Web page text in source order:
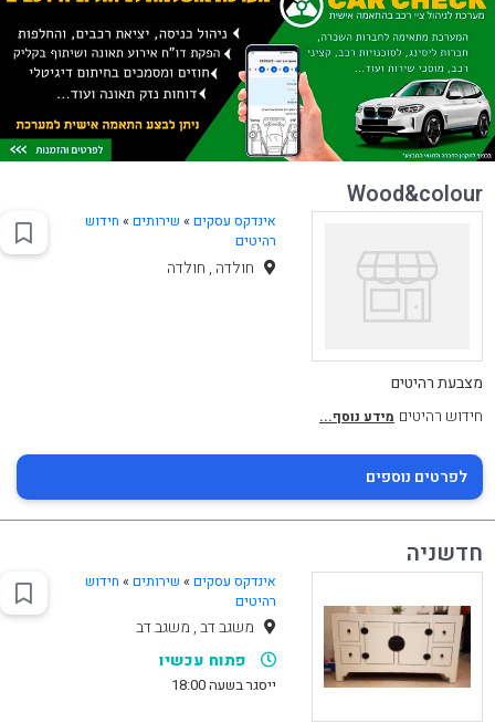
Wood&colour
אינדקס עסקים » שירותים» חידוש
רהיטים
חולדה , חולדה
מצבעת רהיטים
חידוש רהיטים מידע נוסף...
לפרטים נוספים
חדשניה
אינדקס עסקים » שירותים» חידוש
רהיטים
משגב דב , משגב דב
פתוח עכשיו
ייסגר בשעה 18:00